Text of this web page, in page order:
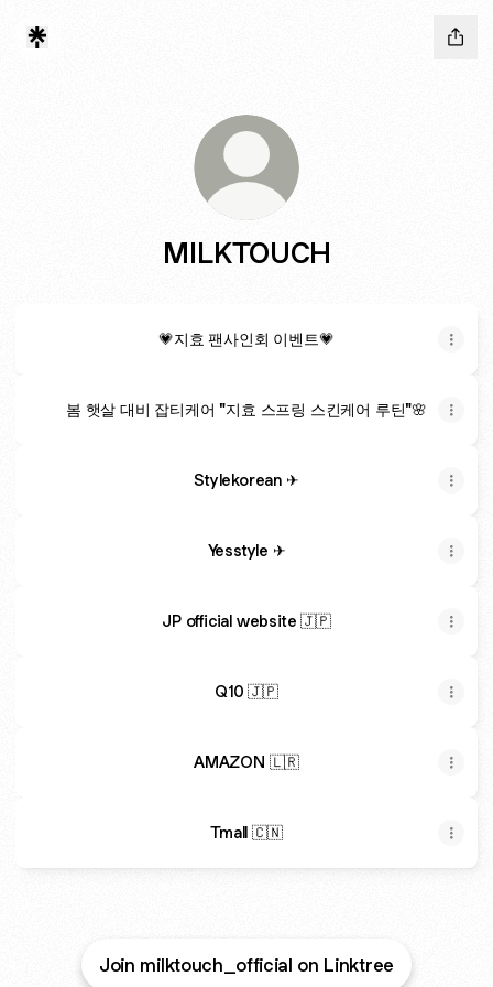
MILKTOUCH
💗지효 팬사인회 이벤트💗
봄 햇살 대비 잡티케어 "지효 스프링 스킨케어 루틴"🌸
Stylekorean ✈
Yesstyle ✈
JP official website 🇯🇵
Q10 🇯🇵
AMAZON 🇱🇷
Tmall 🇨🇳
Join milktouch_official on Linktree